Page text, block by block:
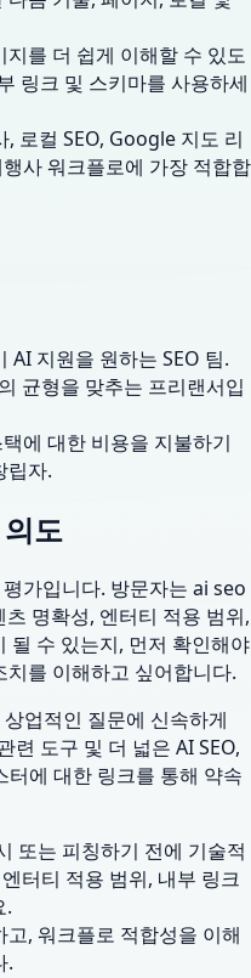
를 더 쉽게 이해할 수 있도
링크 및 스키마를 사용하세
로컬 SEO, Google 지도 리
사 워크플로에 가장 적합합
AI 지원을 원하는 SEO 팀.
균형을 맞추는 프리랜서입
에 대한 비용을 지불하기
립자.
도
가입니다. 방문자는 ai seo
명확성, 엔터티 적용 범위,
될 수 있는지, 먼저 확인해야
를 이해하고 싶어합니다.
업적인 질문에 신속하게
련 도구 및 더 넓은 AI SEO,
터에 대한 링크를 통해 약속
또는 피칭하기 전에 기술적
터티 적용 범위, 내부 링크
.
, 워크플로 적합성을 이해
.